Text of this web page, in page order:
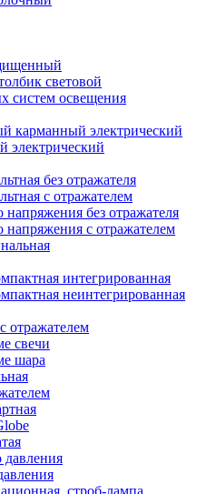
световой
систем освещения
карманный электрический
электрический
без отражателя
с отражателем
напряжения без отражателя
напряжения с отражателем
интегрированная
неинтегрированная
отражателем
свечи
шара
давления
строб-лампа